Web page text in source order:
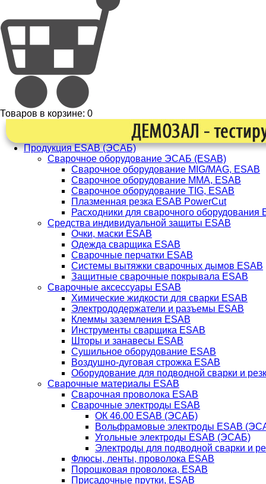
Товаров в корзине: 0
Продукция ESAB (ЭСАБ)
Сварочное оборудование ЭСАБ (ESAB)
Сварочное оборудование MIG/MAG, ESAB
Сварочное оборудование ММА, ESAB
Сварочное оборудование TIG, ESAB
Плазменная резка ESAB PowerCut
Расходники для сварочного оборудования
Средства индивидуальной защиты ESAB
Очки, маски ESAB
Одежда сварщика ESAB
Сварочные перчатки ESAB
Системы вытяжки сварочных дымов ESAB
Защитные сварочные покрывала ESAB
Сварочные аксессуары ESAB
Химические жидкости для сварки ESAB
Электрододержатели и разъемы ESAB
Клеммы заземления ESAB
Инструменты сварщика ESAB
Шторы и занавесы ESAB
Сушильное оборудование ESAB
Воздушно-дуговая строжка ESAB
Оборудование для подводной сварки и
Сварочные материалы ESAB
Сварочная проволока ESAB
Сварочные электроды ESAB
ОК 46.00 ESAB (ЭСАБ)
Вольфрамовые электроды ESAB
Угольные электроды ESAB (ЭСАБ)
Электроды для подводной сварки и
Флюсы, ленты, проволока ESAB
Порошковая проволока, ESAB
Присадочные прутки, ESAB